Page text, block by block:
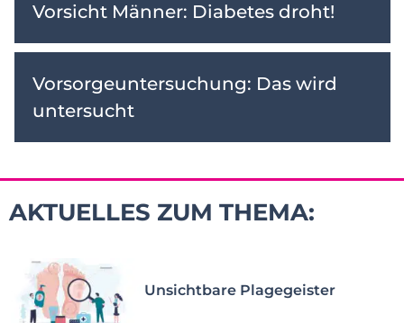
Vorsicht Männer: Diabetes droht!
Vorsorgeuntersuchung: Das wird
untersucht
AKTUELLES ZUM THEMA:
Unsichtbare Plagegeister